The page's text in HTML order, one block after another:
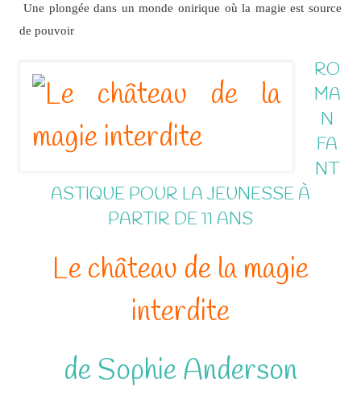
Une plongée dans un monde onirique où la magie est source
de pouvoir
RO
MA
N
FA
NT
ASTIQUE POUR LA JEUNESSE À
PARTIR DE 11 ANS
Le château de la magie
interdite
de Sophie Anderson